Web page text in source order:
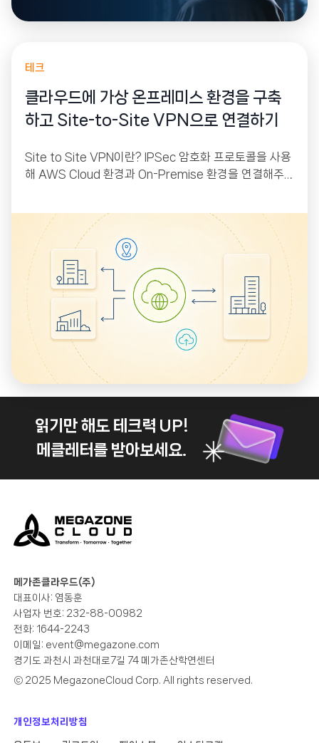
테크
클라우드에 가상 온프레미스 환경을 구축
하고 Site-to-Site VPN으로 연결하기
Site to Site VPN이란? IPSec 암호화 프로토콜을 사용
해 AWS Cloud 환경과 On-Premise 환경을 연결해주
y)가 붙어있으며 이 둘 사이에 IPSec 프로토콜을 이용해
터널링을 만들어 줘 인터넷을 통해서 상호 간 통신이 가능
하게 해주는 원리입니다.
읽기만 해도 테크력 UP!
메클레터를 받아보세요.
메가존클라우드(주)
대표이사: 염동훈
사업자 번호: 232-88-00982
전화: 1644-2243
이메일: event@megazone.com
경기도 과천시 과천대로7길 74 메가존산학연센터
ⓒ 2025 MegazoneCloud Corp. All rights reserved.
개인정보처리방침